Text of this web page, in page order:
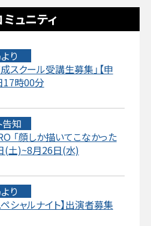
ュニティ
り
スクール受講生募集」【申
17時00分
告知
「顔しか描いてこなかった
(土)~8月26日(水)
り
シャルナイト】出演者募集